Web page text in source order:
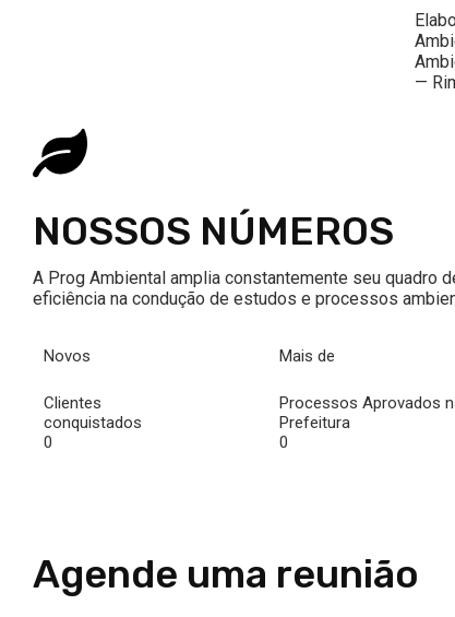
—
NOSSOS NÚMEROS
A Prog Ambiental amplia constantemente seu quadro
eficiência na condução de estudos e processos
Novos
Clientes
conquistados
0
Mais de
Processos Aprovados
Prefeitura
0
Agende uma reunião